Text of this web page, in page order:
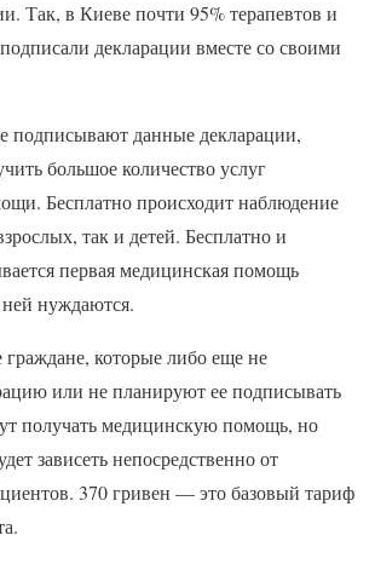
Так, в Киеве почти 95% терапевтов и
декларации вместе со своими
подписывают данные декларации,
большое количество услуг
Бесплатно происходит наблюдение
так и детей. Бесплатно и
первая медицинская помощь
нуждаются.
граждане, которые либо еще не
или не планируют ее подписывать
получать медицинскую помощь, но
зависеть непосредственно от
370 гривен — это базовый тариф